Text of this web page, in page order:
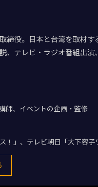
締役。日本と台湾を取材
、テレビ・ラジオ番組出
師、イベントの企画・監修
！」、テレビ朝日「大下容